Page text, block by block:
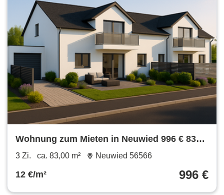
Wohnung zum Mieten in Neuwied 996 € 83
m²
3 Zi. ca. 83,00 m² Neuwied 56566
12 €/m² 996 €